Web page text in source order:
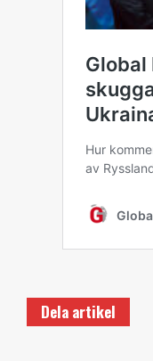
Dela artikel